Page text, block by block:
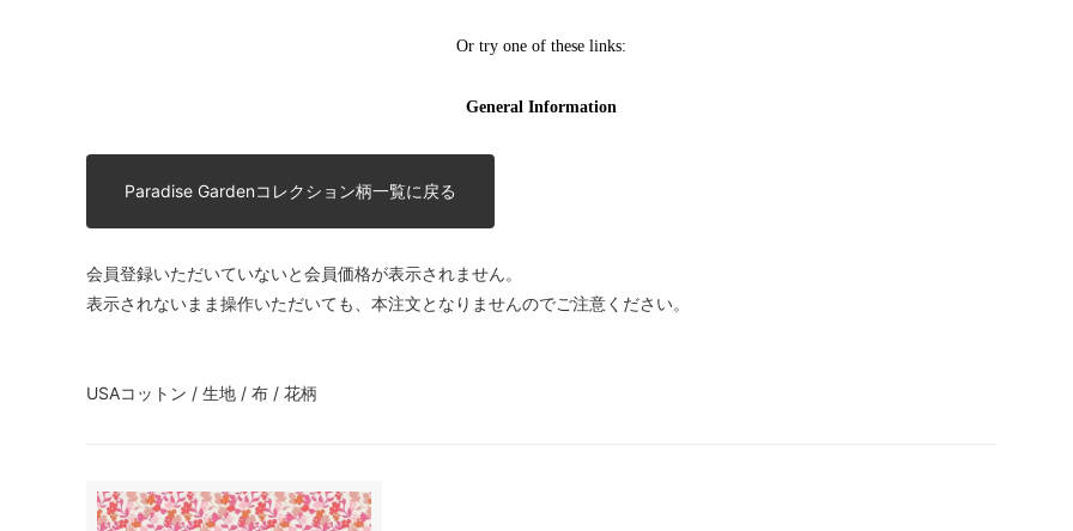
Paradise Gardenコレクション柄一覧に戻る
会員登録いただいていないと会員価格が表示されません。
表示されないまま操作いただいても、本注文となりませんのでご注意ください。
USAコットン / 生地 / 布 / 花柄